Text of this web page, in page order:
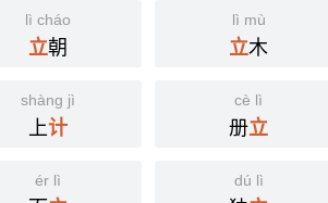
lì cháo
立朝
lì mù
立木
shàng jì
上计
cè lì
册立
ér lì dú lì